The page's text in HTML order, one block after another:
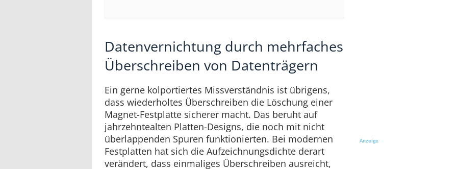
Datenvernichtung durch mehrfaches
Überschreiben von Datenträgern
Ein gerne kolportiertes Missverständnis ist übrigens,
dass wiederholtes Überschreiben die Löschung einer
Magnet-Festplatte sicherer macht. Das beruht auf
jahrzehntealten Platten-Designs, die noch mit nicht
überlappenden Spuren funktionierten. Bei modernen
Festplatten hat sich die Aufzeichnungsdichte derart
verändert, dass einmaliges Überschreiben ausreicht,
Anzeige